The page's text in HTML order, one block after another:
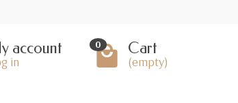
account
in
0 Cart
(empty)